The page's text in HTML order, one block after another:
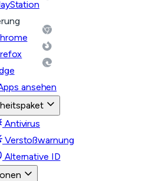
ansehen
Antivirus
Verstoßwarnung
Alternative ID